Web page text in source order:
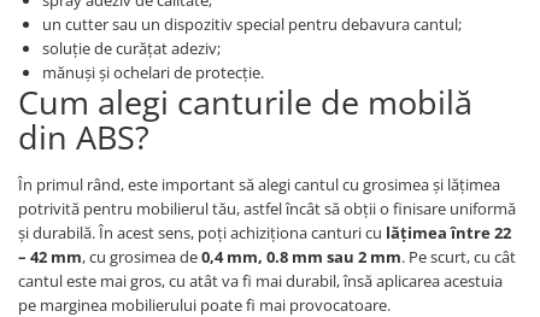
un cutter sau un dispozitiv special pentru debavura cantul;
soluție de curățat adeziv;
mănuși și ochelari de protecție.
Cum alegi canturile de mobilă
din ABS?
În primul rând, este important să alegi cantul cu grosimea și lățimea
potrivită pentru mobilierul tău, astfel încât să obții o finisare uniformă
și durabilă. În acest sens, poți achiziționa canturi cu lățimea între 22
– 42 mm, cu grosimea de0,4 mm, 0.8 mm sau 2 mm. Pe scurt, cu cât
cantul este mai gros, cu atât va fi mai durabil, însă aplicarea acestuia
pe marginea mobilierului poate fi mai provocatoare.